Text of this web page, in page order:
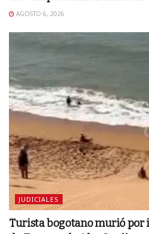
AGOSTO 6, 2026
JUDICIALES
Turista bogotano murió por